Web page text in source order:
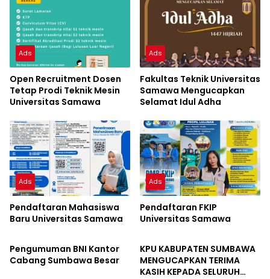
Ads
Open Recruitment Dosen
Tetap Prodi Teknik Mesin
Universitas Samawa
Ads
Fakultas Teknik Universitas
Samawa Mengucapkan
Selamat Idul Adha
Ads
Pendaftaran Mahasiswa
Baru Universitas Samawa
Ads
Pendaftaran FKIP
Universitas Samawa
Ads
Pengumuman BNI Kantor
Cabang Sumbawa Besar
Ads
KPU KABUPATEN SUMBAWA
MENGUCAPKAN TERIMA
KASIH KEPADA SELURUH